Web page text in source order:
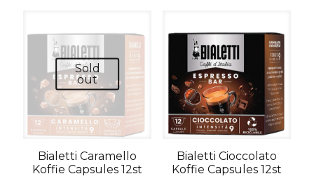
Sold
out
Bialetti Caramello
Koffie Capsules 12st
Bialetti Cioccolato
Koffie Capsules 12st